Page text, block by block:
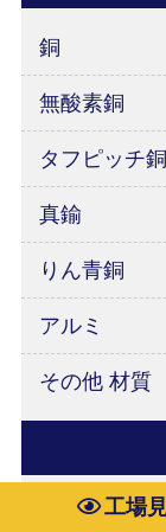
銅
無酸素銅
タフピッチ銅
真鍮
りん青銅
アルミ
その他 材質
旋盤加工工場